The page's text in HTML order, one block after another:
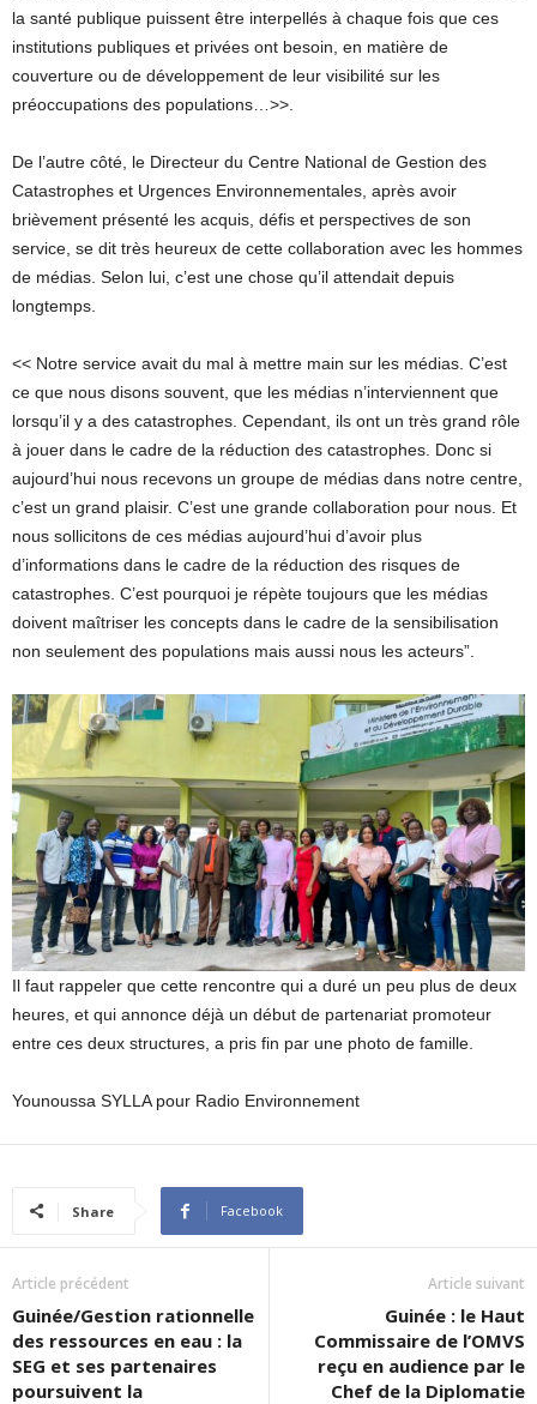
la santé publique puissent être interpellés à chaque fois que ces
institutions publiques et privées ont besoin, en matière de
couverture ou de développement de leur visibilité sur les
préoccupations des populations…>>.
De l’autre côté, le Directeur du Centre National de Gestion des
Catastrophes et Urgences Environnementales, après avoir
brièvement présenté les acquis, défis et perspectives de son
service, se dit très heureux de cette collaboration avec les hommes
de médias. Selon lui, c’est une chose qu’il attendait depuis
longtemps.
<< Notre service avait du mal à mettre main sur les médias. C’est
ce que nous disons souvent, que les médias n’interviennent que
lorsqu’il y a des catastrophes. Cependant, ils ont un très grand rôle
à jouer dans le cadre de la réduction des catastrophes. Donc si
aujourd’hui nous recevons un groupe de médias dans notre centre,
c’est un grand plaisir. C’est une grande collaboration pour nous. Et
nous sollicitons de ces médias aujourd’hui d’avoir plus
d’informations dans le cadre de la réduction des risques de
catastrophes. C’est pourquoi je répète toujours que les médias
doivent maîtriser les concepts dans le cadre de la sensibilisation
non seulement des populations mais aussi nous les acteurs”.
Il faut rappeler que cette rencontre qui a duré un peu plus de deux
heures, et qui annonce déjà un début de partenariat promoteur
entre ces deux structures, a pris fin par une photo de famille.
Younoussa SYLLA pour Radio Environnement
Share Facebook
Article précédent
Guinée/Gestion rationnelle
des ressources en eau : la
SEG et ses partenaires
poursuivent la
Article suivant
Guinée : le Haut
Commissaire de l’OMVS
reçu en audience par le
Chef de la Diplomatie